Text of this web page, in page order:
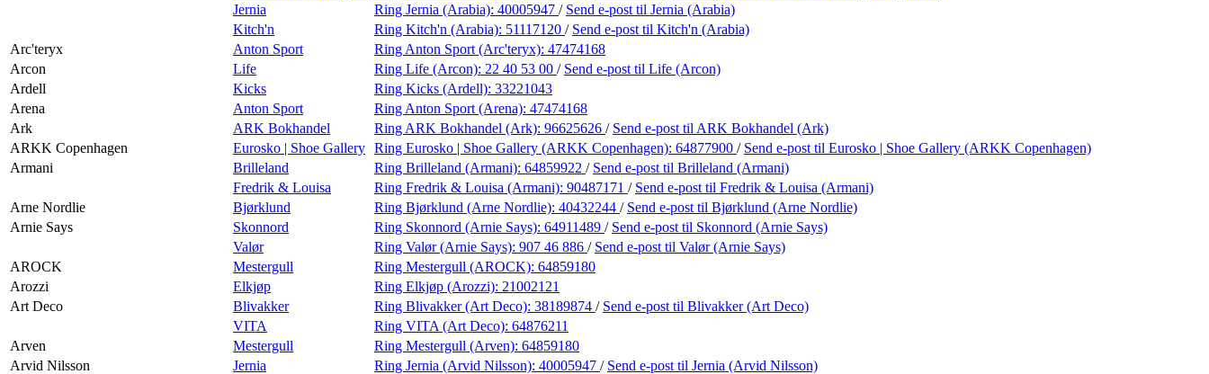
Jernia
Ring Jernia (Arabia): 40005947 / Send e-post til Jernia (Arabia)
Kitch'n
Ring Kitch'n (Arabia): 51117120 / Send e-post til Kitch'n (Arabia)
Arc'teryx
Anton Sport Ring Anton Sport (Arc'teryx): 47474168
Arcon
Life Ring Life (Arcon): 22 40 53 00 / Send e-post til Life (Arcon)
Ardell
Kicks Ring Kicks (Ardell): 33221043
Arena
Anton Sport Ring Anton Sport (Arena): 47474168
Ark
ARK Bokhandel Ring ARK Bokhandel (Ark): 96625626 / Send e-post til ARK Bokhandel (Ark)
ARKK Copenhagen
Eurosko | Shoe Gallery Ring Eurosko | Shoe Gallery (ARKK Copenhagen): 64877900 / Send e-post til Eurosko | Shoe Gallery (ARKK Copenhagen)
Armani
Brilleland Ring Brilleland (Armani): 64859922 / Send e-post til Brilleland (Armani)
Fredrik & Louisa
Ring Fredrik & Louisa (Armani): 90487171 / Send e-post til Fredrik & Louisa (Armani)
Arne Nordlie
Bjørklund Ring Bjørklund (Arne Nordlie): 40432244 / Send e-post til Bjørklund (Arne Nordlie)
Arnie Says
Skonnord Ring Skonnord (Arnie Says): 64911489 / Send e-post til Skonnord (Arnie Says)
Valør
Ring Valør (Arnie Says): 907 46 886 / Send e-post til Valør (Arnie Says)
AROCK
Mestergull Ring Mestergull (AROCK): 64859180
Arozzi
Elkjøp Ring Elkjøp (Arozzi): 21002121
Art Deco
Blivakker Ring Blivakker (Art Deco): 38189874 / Send e-post til Blivakker (Art Deco)
VITA
Ring VITA (Art Deco): 64876211
Arven
Mestergull Ring Mestergull (Arven): 64859180
Arvid Nilsson
Jernia Ring Jernia (Arvid Nilsson): 40005947 / Send e-post til Jernia (Arvid Nilsson)